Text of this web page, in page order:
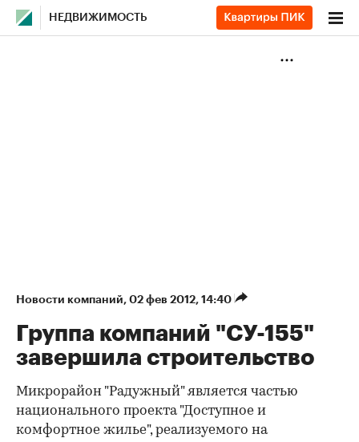
НЕДВИЖИМОСТЬ
Новости компаний⁠, 02 фев 2012, 14:40
Группа компаний "СУ-155"
завершила строительство
Микрорайон "Радужный" является частью
национального проекта "Доступное и
комфортное жилье", реализуемого на